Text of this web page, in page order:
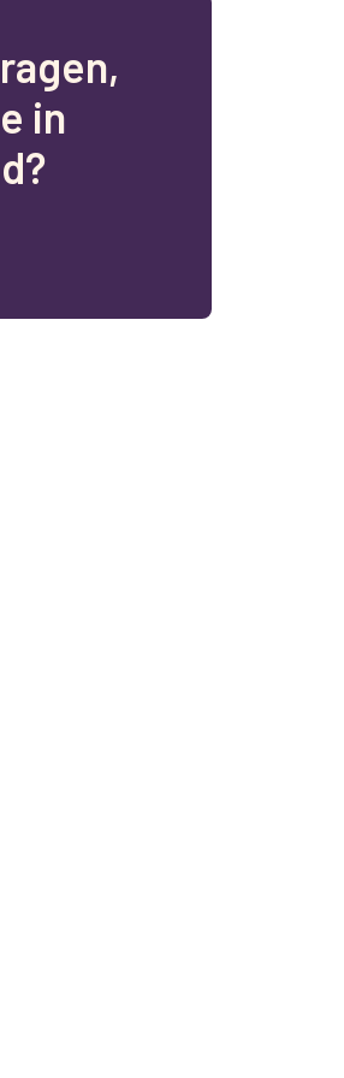
ragen,
e in
d?